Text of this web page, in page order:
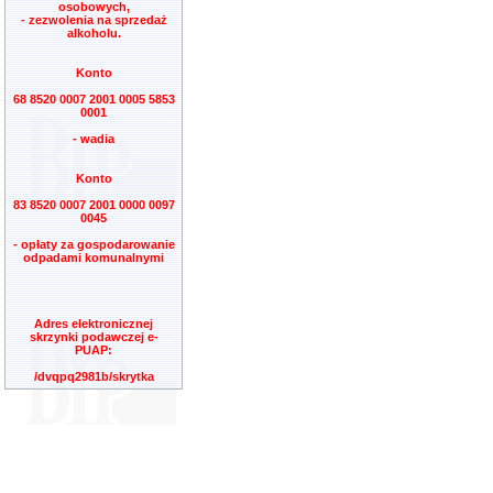
osobowych,
- zezwolenia na sprzedaż
alkoholu.
Konto
68 8520 0007 2001 0005 5853
0001
- wadia
Konto
83 8520 0007 2001 0000 0097
0045
- opłaty za gospodarowanie
odpadami komunalnymi
Adres elektronicznej
skrzynki podawczej e-
PUAP:
/dvqpq2981b/skrytka